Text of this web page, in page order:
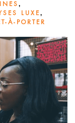
,
LUXE,
À-PORTER